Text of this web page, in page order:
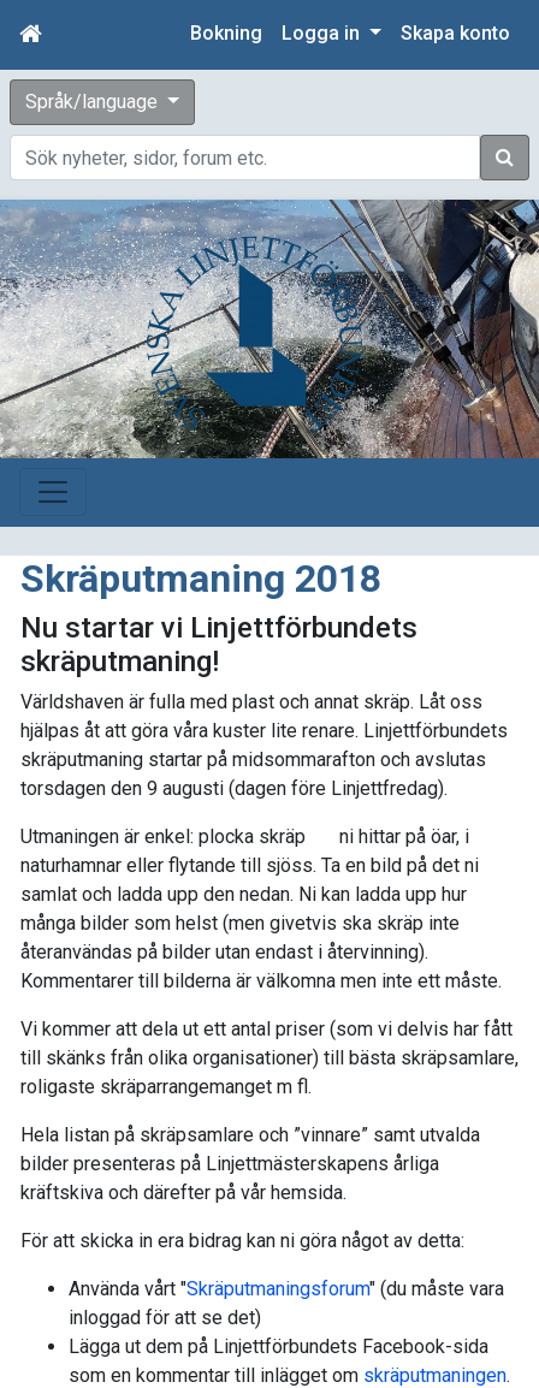
Bokning Logga in Skapa konto
Språk/language
Sök
Skräputmaning 2018
Nu startar vi Linjettförbundets
skräputmaning!
Världshaven är fulla med plast och annat skräp. Låt oss
hjälpas åt att göra våra kuster lite renare. Linjettförbundets
skräputmaning startar på midsommarafton och avslutas
torsdagen den 9 augusti (dagen före Linjettfredag).
Utmaningen är enkel: plocka skräp
ni hittar på öar, i
naturhamnar eller flytande till sjöss. Ta en bild på det ni
samlat och ladda upp den nedan. Ni kan ladda upp hur
många bilder som helst (men givetvis ska skräp inte
återanvändas på bilder utan endast i återvinning).
Kommentarer till bilderna är välkomna men inte ett måste.
Vi kommer att dela ut ett antal priser (som vi delvis har fått
till skänks från olika organisationer) till bästa skräpsamlare,
roligaste skräparrangemanget m fl.
Hela listan på skräpsamlare och ”vinnare” samt utvalda
bilder presenteras på Linjettmästerskapens årliga
kräftskiva och därefter på vår hemsida.
För att skicka in era bidrag kan ni göra något av detta:
Använda vårt "Skräputmaningsforum" (du måste vara
inloggad för att se det)
Lägga ut dem på Linjettförbundets Facebook-sida
som en kommentar till inlägget om skräputmaningen.